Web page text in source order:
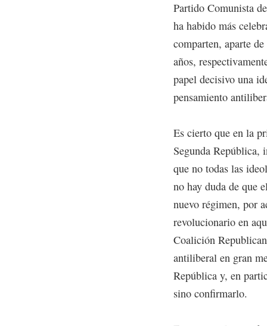
Partido Comunista
ha habido más
comparten, aparte
años,
papel decisivo una
pensamiento
Es cierto que en la
Segunda República,
que no todas las
no hay duda de que
nuevo régimen, por
revolucionario en
Coalición
antiliberal en gran
República y, en
sino confirmarlo.